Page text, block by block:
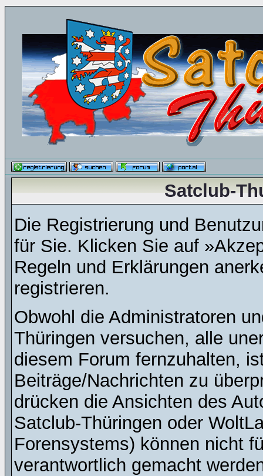
Satclub-
Die Registrierung und
für Sie. Klicken Sie auf
Regeln und Erklärungen
registrieren.
Obwohl die Administratoren
Thüringen versuchen, alle
diesem Forum fernzuhalten,
Beiträge/Nachrichten zu
drücken die Ansichten des
Satclub-Thüringen oder
Forensystems) können nicht
verantwortlich gemacht